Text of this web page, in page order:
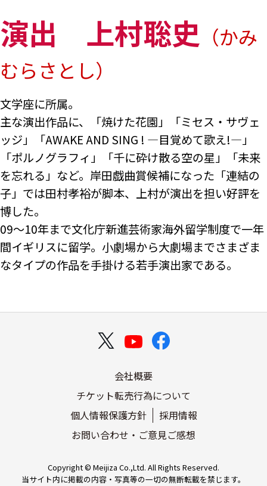
演出 上村聡史 （かみ
むらさとし）
文学座に所属。
主な演出作品に、「焼けた花園」「ミセス・サヴェ
ッジ」「AWAKE AND SING ! ―目覚めて歌え!―」
「ポルノグラフィ」「千に砕け散る空の星」「未来
を忘れる」など。岸田戯曲賞候補になった「連結の
子」では田村孝裕が脚本、上村が演出を担い好評を
博した。
09～10年まで文化庁新進芸術家海外留学制度で一年
間イギリスに留学。小劇場から大劇場までさまざま
なタイプの作品を手掛ける若手演出家である。
会社概要
チケット転売行為について
個人情報保護方針
採用情報
お問い合わせ・ご意見ご感想
Copyright © Meijiza Co.,Ltd. All Rights Reserved.
当サイト内に掲載の内容・写真等の一切の無断転載を禁じます。